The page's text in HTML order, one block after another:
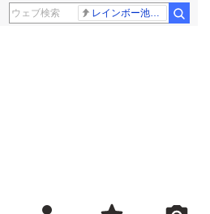
レインボー池田 佐藤佳奈アナ